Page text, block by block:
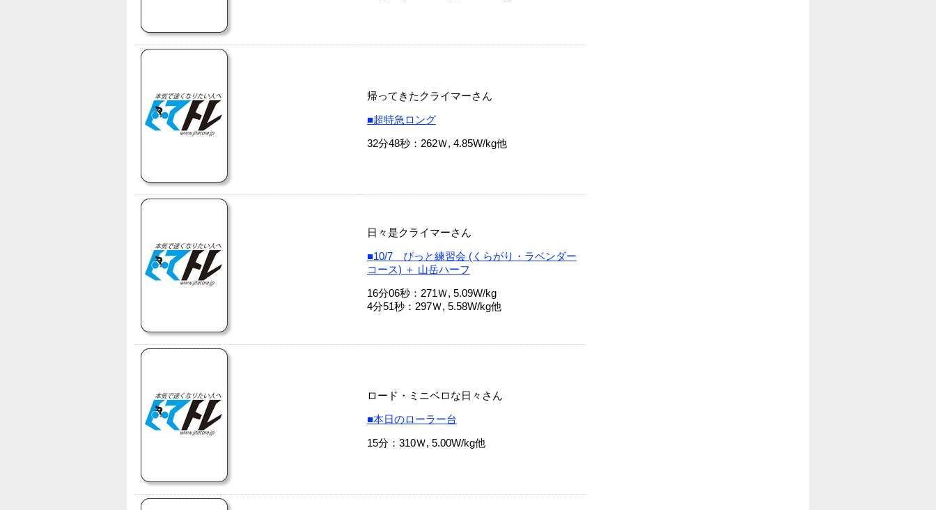
帰ってきたクライマーさん
■超特急ロング
32分48秒：262Ｗ, 4.85W/kg他
日々是クライマーさん
■10/7 ぴっと練習会 (くらがり・ラベンダー
コース) ＋ 山岳ハーフ
16分06秒：271Ｗ, 5.09W/kg
4分51秒：297Ｗ, 5.58W/kg他
ロード・ミニベロな日々さん
■本日のローラー台
15分：310Ｗ, 5.00W/kg他